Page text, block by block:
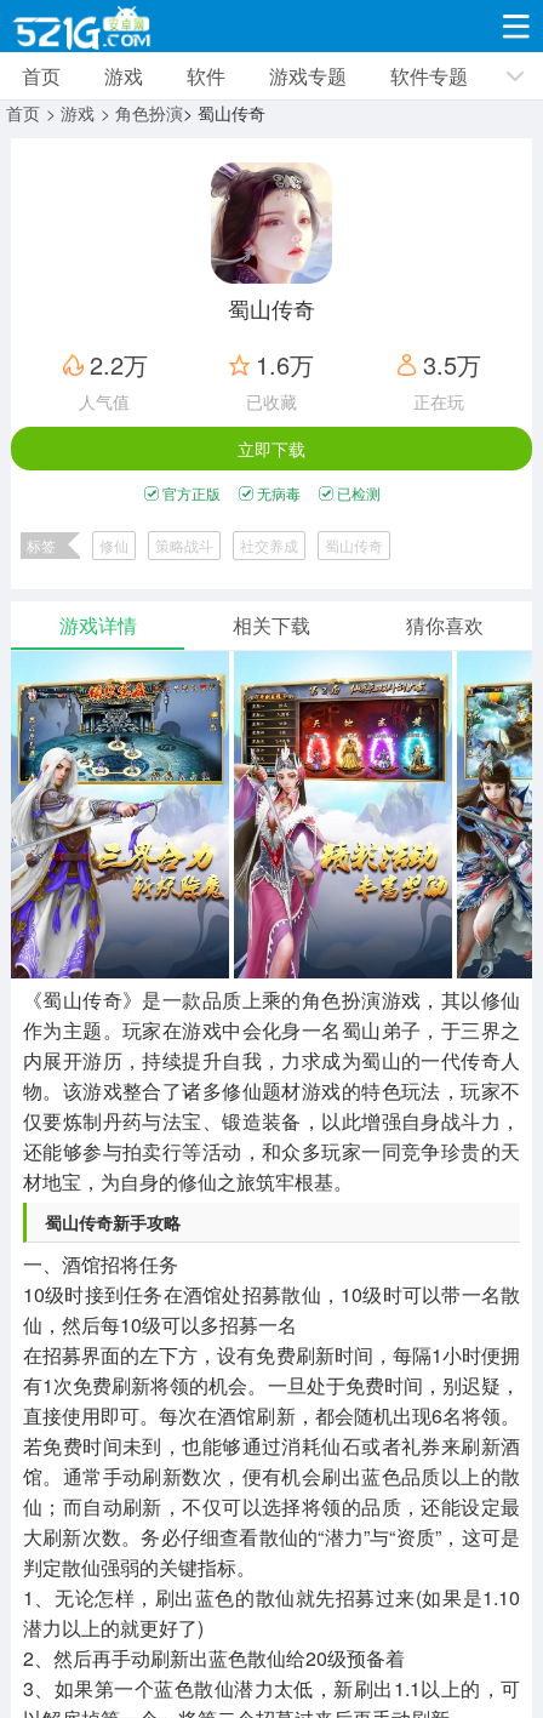
游戏 软件 游戏专题 软件专题 新闻资讯
8693款应用
动作闯关
12964款应用
赛车竞速
3630款应用
卡牌对战
2051款应用
体育运动
1279款应用
手游辅助
1958款应用
二次元
模拟经营
仙侠手游
485款应用
手赚网赚
446款应用
绝地求生
34款应用
三国游戏
3933款应用
我的世界
69款应用
像素游戏
700款应用
其他
981款应用
末日游戏
1406款应用
pc游戏
3444款应用
游戏攻略
63款应用
软件教程
8款应用
热点新闻
8款应用
首页 游戏 软件 游戏专题 软件专题
首页 > 游戏 > 角色扮演> 蜀山传奇
蜀山传奇
2.2万
人气值
1.6万
已收藏
3.5万
正在玩
立即下载
官方正版 无病毒 已检测
标签 修仙 策略战斗 社交养成
蜀山传奇
游戏详情 相关下载 猜你喜欢
《蜀山传奇》是一款品质上乘的角色扮演游戏，其以修仙
作为主题。玩家在游戏中会化身一名蜀山弟子，于三界之
内展开游历，持续提升自我，力求成为蜀山的一代传奇人
物。该游戏整合了诸多修仙题材游戏的特色玩法，玩家不
仅要炼制丹药与法宝、锻造装备，以此增强自身战斗力，
还能够参与拍卖行等活动，和众多玩家一同竞争珍贵的天
材地宝，为自身的修仙之旅筑牢根基。
蜀山传奇新手攻略
一、酒馆招将任务
10级时接到任务在酒馆处招募散仙，10级时可以带一名散
仙，然后每10级可以多招募一名
在招募界面的左下方，设有免费刷新时间，每隔1小时便拥
有1次免费刷新将领的机会。一旦处于免费时间，别迟疑，
直接使用即可。每次在酒馆刷新，都会随机出现6名将领。
若免费时间未到，也能够通过消耗仙石或者礼券来刷新酒
馆。通常手动刷新数次，便有机会刷出蓝色品质以上的散
仙；而自动刷新，不仅可以选择将领的品质，还能设定最
大刷新次数。务必仔细查看散仙的“潜力”与“资质”，这可是
判定散仙强弱的关键指标。
1、无论怎样，刷出蓝色的散仙就先招募过来(如果是1.10
潜力以上的就更好了)
2、然后再手动刷新出蓝色散仙给20级预备着
3、如果第一个蓝色散仙潜力太低，新刷出1.1以上的，可